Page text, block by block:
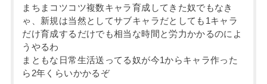
まちまコツコツ複数キャラ育成してきた奴でもなき
ゃ、新規は当然としてサブキャラだとしても1キャラ
だけ育成するだけでも相当な時間と労力かかるのによ
うやるわ
まともな日常生活送ってる奴が今1からキャラ作った
ら2年くらいかかるぞ